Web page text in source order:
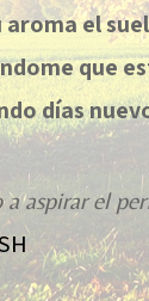
aroma el
que
días
a aspirar el